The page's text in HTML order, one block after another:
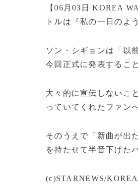
【06月03日 KOREA
トルは『私の一日のよ
ソン・シギョンは「以
今回正式に発表するこ
大々的に宣伝しないこ
っていてくれたファン
そのうえで「新曲が出
を持たせて半音下げた
(c)STARNEWS/